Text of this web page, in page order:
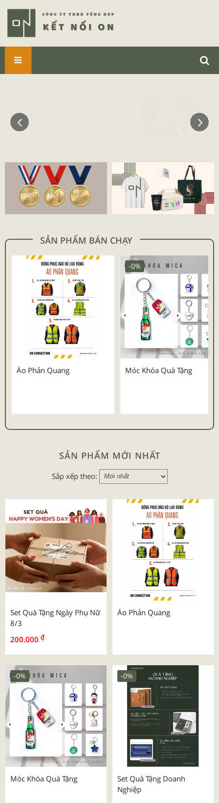
SẢN PHẨM BÁN CHẠY
Áo Phản Quang Móc Khóa Quà Tặng
-0%
SẢN PHẨM MỚI NHẤT
Sắp xếp theo:
Set Quà Tặng Ngày Phụ Nữ
8/3
200.000 ₫
Áo Phản Quang
Móc Khóa Quà Tặng
-0%
Set Quà Tặng Doanh
Nghiệp
-0%